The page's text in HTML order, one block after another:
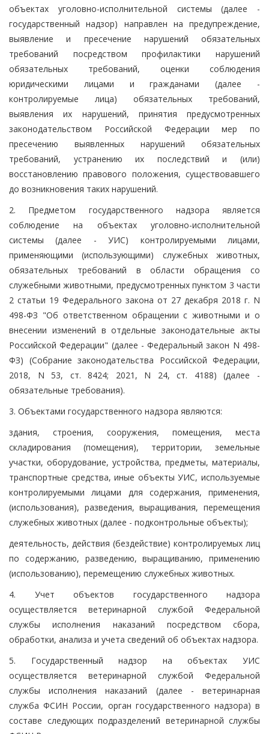
объектах уголовно-исполнительной системы (далее -
государственный надзор) направлен на предупреждение,
выявление и пресечение нарушений обязательных
требований посредством профилактики нарушений
обязательных требований, оценки соблюдения
юридическими лицами и гражданами (далее -
контролируемые лица) обязательных требований,
выявления их нарушений, принятия предусмотренных
законодательством Российской Федерации мер по
пресечению выявленных нарушений обязательных
требований, устранению их последствий и (или)
восстановлению правового положения, существовавшего
до возникновения таких нарушений.
2. Предметом государственного надзора является
соблюдение на объектах уголовно-исполнительной
системы (далее - УИС) контролируемыми лицами,
применяющими (использующими) служебных животных,
обязательных требований в области обращения со
служебными животными, предусмотренных пунктом 3 части
2 статьи 19 Федерального закона от 27 декабря 2018 г. N
498-ФЗ "Об ответственном обращении с животными и о
внесении изменений в отдельные законодательные акты
Российской Федерации" (далее - Федеральный закон N 498-
ФЗ) (Собрание законодательства Российской Федерации,
2018, N 53, ст. 8424; 2021, N 24, ст. 4188) (далее -
обязательные требования).
3. Объектами государственного надзора являются:
здания, строения, сооружения, помещения, места
складирования (помещения), территории, земельные
участки, оборудование, устройства, предметы, материалы,
транспортные средства, иные объекты УИС, используемые
контролируемыми лицами для содержания, применения,
(использования), разведения, выращивания, перемещения
служебных животных (далее - подконтрольные объекты);
деятельность, действия (бездействие) контролируемых лиц
по содержанию, разведению, выращиванию, применению
(использованию), перемещению служебных животных.
4. Учет объектов государственного надзора
осуществляется ветеринарной службой Федеральной
службы исполнения наказаний посредством сбора,
обработки, анализа и учета сведений об объектах надзора.
5. Государственный надзор на объектах УИС
осуществляется ветеринарной службой Федеральной
службы исполнения наказаний (далее - ветеринарная
служба ФСИН России, орган государственного надзора) в
составе следующих подразделений ветеринарной службы